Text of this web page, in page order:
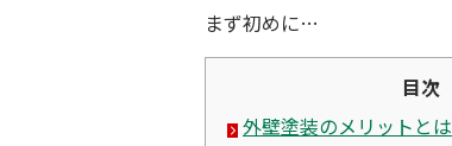
まず初めに…
目次
外壁塗装のメリットとは